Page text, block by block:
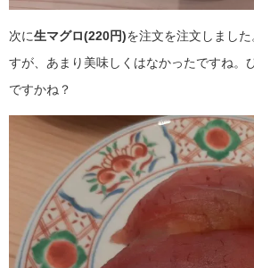
次に生マグロ(220円)を注文を注文しまし
すが、あまり美味しくはなかったですね。
ですかね？